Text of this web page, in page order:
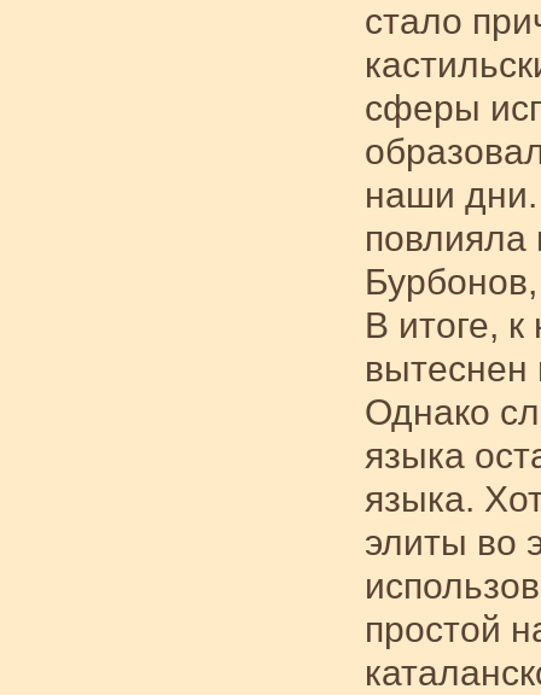
стало
сферы
наши дни.
повлияла
В итоге,
вытеснен
Однако
языка
языка.
элиты во
простой